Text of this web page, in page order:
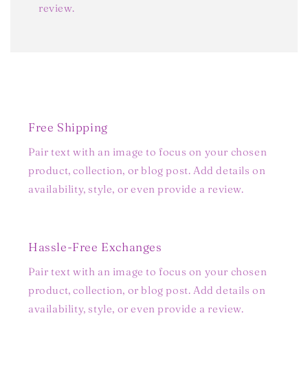
review.
Free Shipping
Pair text with an image to focus on your chosen
product, collection, or blog post. Add details on
availability, style, or even provide a review.
Hassle-Free Exchanges
Pair text with an image to focus on your chosen
product, collection, or blog post. Add details on
availability, style, or even provide a review.